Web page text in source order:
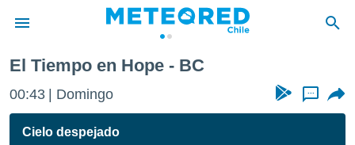
de
por
El Tiempo en Hope - BC
00:43 Domingo ...
Cielo despejado